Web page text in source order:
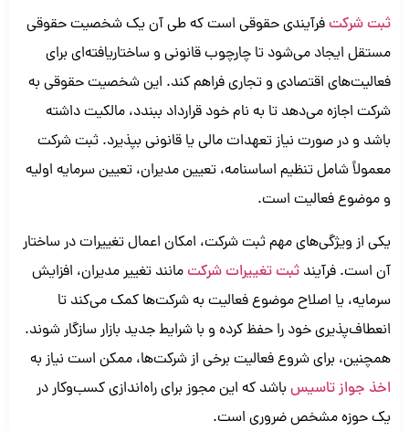
ثبت شرکتفرآیندی حقوقی است که طی آن یک شخصیت حقوقی
مستقل ایجاد می‌شود تا چارچوب قانونی و ساختاریافته‌ای برای
فعالیت‌های اقتصادی و تجاری فراهم کند. این شخصیت حقوقی به
شرکت اجازه می‌دهد تا به نام خود قرارداد ببندد، مالکیت داشته
باشد و در صورت نیاز تعهدات مالی یا قانونی بپذیرد. ثبت شرکت
معمولاً شامل تنظیم اساسنامه، تعیین مدیران، تعیین سرمایه اولیه
و موضوع فعالیت است.
یکی از ویژگی‌های مهم ثبت شرکت، امکان اعمال تغییرات در ساختار
آن است. فرآیند ثبتتغییرات شرکتمانند تغییر مدیران، افزایش
سرمایه، یا اصلاح موضوع فعالیت به شرکت‌ها کمک می‌کند تا
انعطاف‌پذیری خود را حفظ کرده و با شرایط جدید بازار سازگار شوند.
همچنین، برای شروع فعالیت برخی از شرکت‌ها، ممکن است نیاز به
اخذ جواز تاسیس باشد که این مجوز برای راه‌اندازی کسب‌وکار در
یک حوزه مشخص ضروری است.